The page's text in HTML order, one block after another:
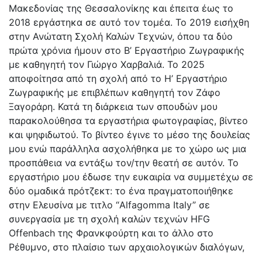
Μακεδονίας της Θεσσαλονίκης και έπειτα έως το
2018 εργάστηκα σε αυτό τον τομέα. Το 2019 εισήχθη
στην Ανώτατη Σχολή Καλών Τεχνών, όπου τα δύο
πρώτα χρόνια ήμουν στο Β’ Εργαστήριο Ζωγραφικής
με καθηγητή τον Γιώργο Χαρβαλιά. Το 2025
αποφοίτησα από τη σχολή από το Η’ Εργαστήριο
Ζωγραφικής με επιβλέπων καθηγητή τον Ζάφο
Ξαγοράρη. Κατά τη διάρκεια των σπουδών μου
παρακολούθησα τα εργαστήρια φωτογραφίας, βίντεο
και ψηφιδωτού. Το βίντεο έγινε το μέσο της δουλείας
μου ενώ παράλληλα ασχολήθηκα με το χώρο ως μια
προσπάθεια να εντάξω τον/την θεατή σε αυτόν. Το
εργαστήριο μου έδωσε την ευκαιρία να συμμετέχω σε
δύο ομαδικά πρότζεκτ: το ένα πραγματοποιήθηκε
στην Ελευσίνα με τιτλο “Alfagomma Italy” σε
συνεργασία με τη σχολή καλών τεχνών HFG
Offenbach της Φρανκφούρτη και το άλλο στο
Ρέθυμνο, στο πλαίσιο των αρχαιολογικών διαλόγων,